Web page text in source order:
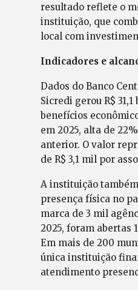
resultado reflete o
instituição, que
local com
Indicadores e
Dados do Banco
Sicredi gerou R$
benefícios
em 2025, alta de
anterior. O valor
de R$ 3,1 mil por
A instituição
presença física no
marca de 3 mil
2025, foram abertas
Em mais de 200
única instituição
atendimento